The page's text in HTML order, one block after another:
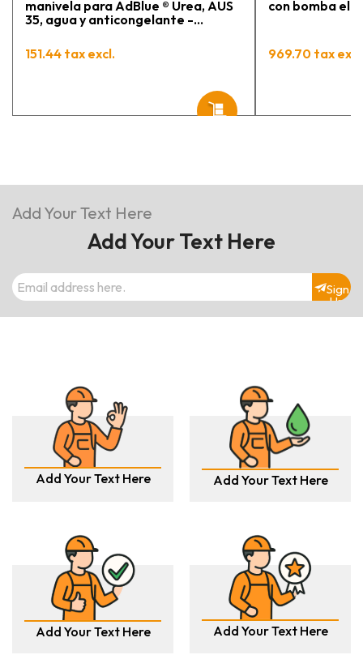
manivela para AdBlue ® Urea, AUS
35, agua y anticongelante -
PIUSI
151.44 tax excl.
con bomba
969.70 tax
Add Your Text Here
Add Your Text Here
Sign
Up
Add Your Text Here Add Your Text Here
Add Your Text Here Add Your Text Here